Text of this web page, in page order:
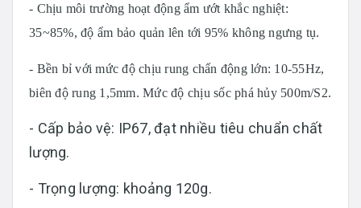
- Chịu môi trường hoạt động ẩm ướt khắc nghiệt:
35~85%, độ ẩm bảo quản lên tới 95% không ngưng tụ.
- Bền bỉ với mức độ chịu rung chấn động lớn: 10-55Hz,
biên độ rung 1,5mm. Mức độ chịu sốc phá hủy 500m/S2.
- Cấp bảo vệ: IP67, đạt nhiều tiêu chuẩn chất
lượng.
- Trọng lượng: khoảng 120g.